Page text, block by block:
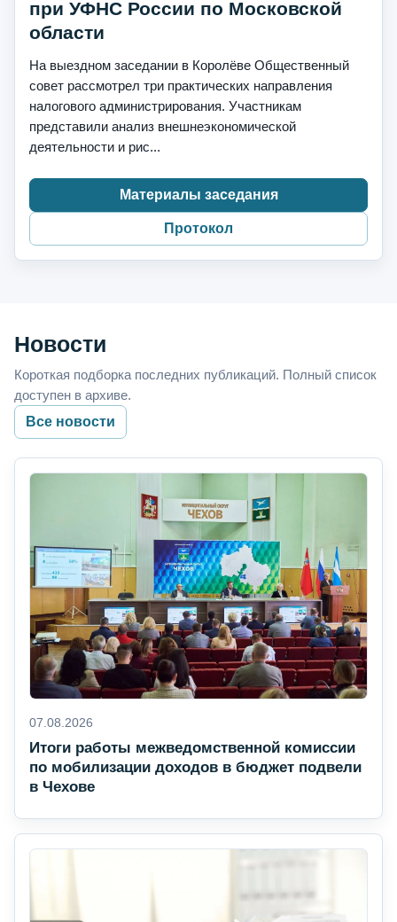
при УФНС России по Московской
области
На выездном заседании в Королёве Общественный
совет рассмотрел три практических направления
налогового администрирования. Участникам
представили анализ внешнеэкономической
деятельности и рис...
Материалы заседания
Протокол
Новости
Короткая подборка последних публикаций. Полный список
доступен в архиве.
Все новости
07.08.2026
Итоги работы межведомственной комиссии
по мобилизации доходов в бюджет подвели
в Чехове